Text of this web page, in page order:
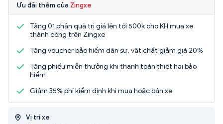
Ưu đãi thêm của Zingxe
Tặng 01 phần quà trị giá lên tới 500k cho KH mua xe
thành công trên Zingxe
Tặng voucher bảo hiểm dân sự, vật chất giảm giá 20%
Tặng phiếu miễn thưởng khi thanh toán thiệt hại bảo
hiểm
Giảm 35% phí kiểm định khi mua hoặc bán xe
Vị trí xe